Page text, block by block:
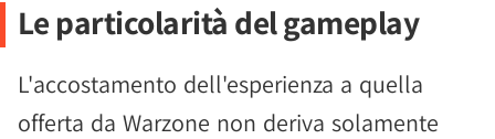
Le particolarità del gameplay
L'accostamento dell'esperienza a quella
offerta da Warzone non deriva solamente